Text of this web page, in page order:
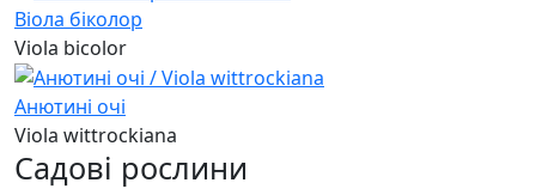
Віола біколор
Viola bicolor
Анютині очі
Viola wittrockiana
Садові рослини